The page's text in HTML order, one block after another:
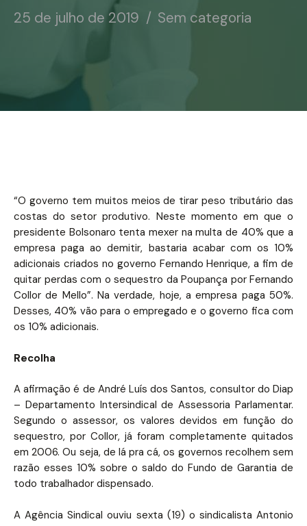
25 de julho de 2019 Sem categoria
“O governo tem muitos meios de tirar peso tributário das
costas do setor produtivo. Neste momento em que o
presidente Bolsonaro tenta mexer na multa de 40% que a
empresa paga ao demitir, bastaria acabar com os 10%
adicionais criados no governo Fernando Henrique, a fim de
quitar perdas com o sequestro da Poupança por Fernando
Collor de Mello”. Na verdade, hoje, a empresa paga 50%.
Desses, 40% vão para o empregado e o governo fica com
os 10% adicionais.
Recolha
A afirmação é de André Luís dos Santos, consultor do Diap
– Departamento Intersindical de Assessoria Parlamentar.
Segundo o assessor, os valores devidos em função do
sequestro, por Collor, já foram completamente quitados
em 2006. Ou seja, de lá pra cá, os governos recolhem sem
razão esses 10% sobre o saldo do Fundo de Garantia de
todo trabalhador dispensado.
A Agência Sindical ouviu sexta (19) o sindicalista Antonio